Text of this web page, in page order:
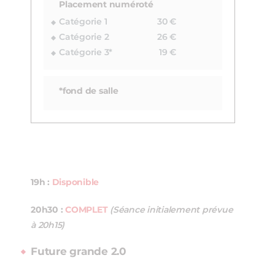
Placement numéroté
Catégorie 1
30 €
Catégorie 2
26 €
Catégorie 3*
19 €
*fond de salle
19h : Disponible
20h30 : COMPLET (Séance initialement prévue
à 20h15)
Future grande 2.0